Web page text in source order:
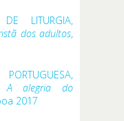
DE LITURGIA,
dos adultos,
A alegria do
2017